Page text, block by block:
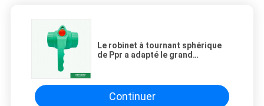
Le robinet à tournant sphérique
de Ppr a adapté le grand
sphérique de robinet de
conceptions fortes en laiton en
plastique vertes de boule
Continuer